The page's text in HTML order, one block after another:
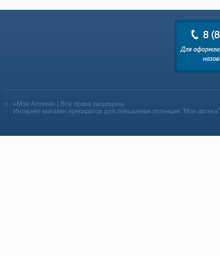
«Моя Аптека» | Все права защищены
Интернет-магазин препаратов для повышения потенции “Моя